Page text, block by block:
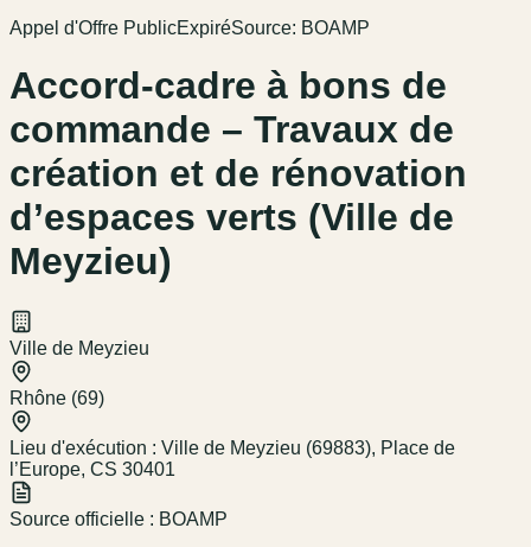
Appel d'Offre PublicExpiréSource: BOAMP
Accord-cadre à bons de
commande – Travaux de
création et de rénovation
d’espaces verts (Ville de
Meyzieu)
Ville de Meyzieu
Rhône (69)
Lieu d'exécution : Ville de Meyzieu (69883), Place de
l’Europe, CS 30401
Source officielle : BOAMP